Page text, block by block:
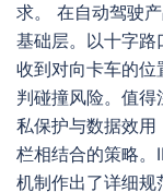
求。 在自动驾驶
基础层。以十字
收到对向卡车的位
判碰撞风险。值
私保护与数据效用
栏相结合的策略
机制作出了详细规